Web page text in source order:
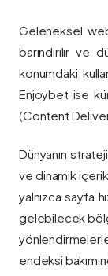
Geleneksel
barındırılır
konumdaki
Enjoybet ise
(Content
Dünyanın
ve dinamik
yalnızca sayfa
gelebilecek
endeksi